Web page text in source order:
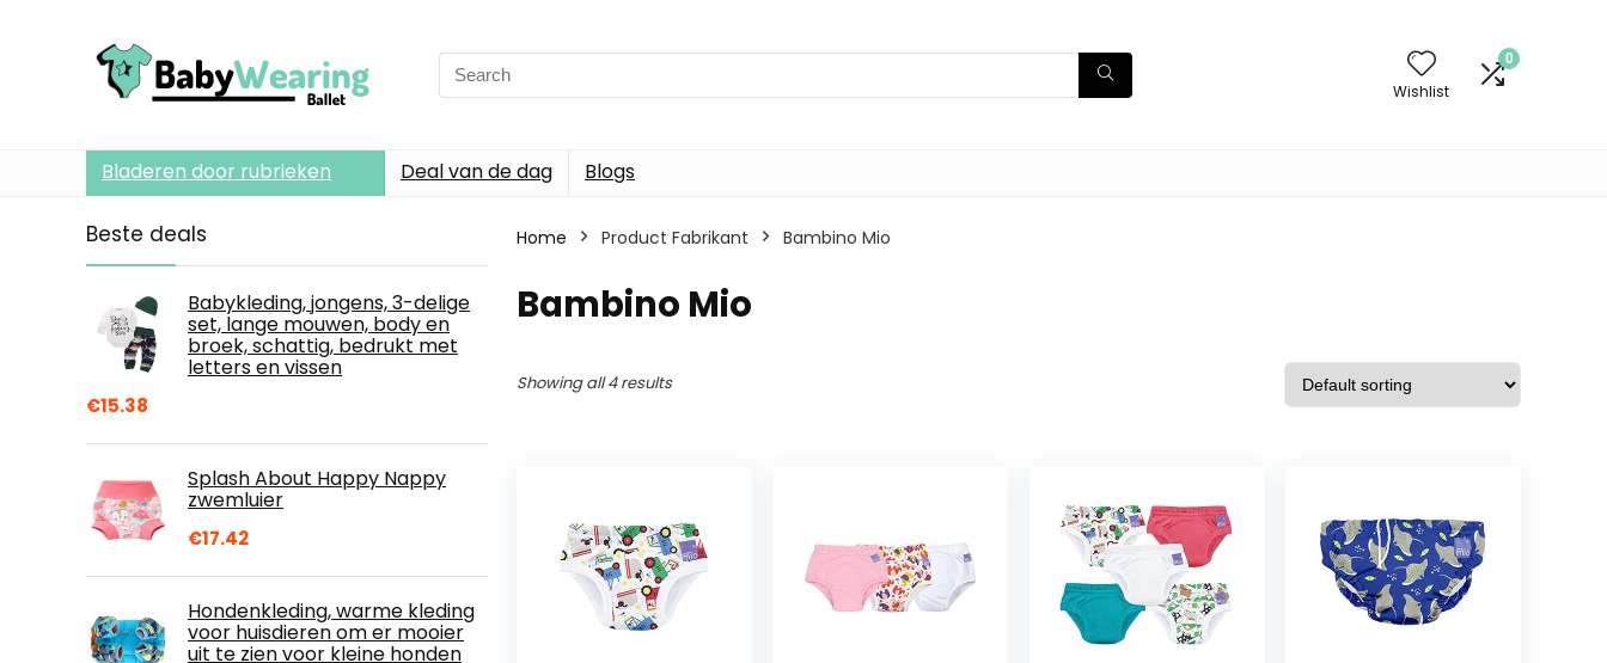
Search
for:
Wishlist
0
Bladeren door rubrieken Deal van de dag Blogs
Beste deals
Babykleding, jongens, 3-delige
set, lange mouwen, body en
broek, schattig, bedrukt met
letters en vissen
€15.38
Splash About Happy Nappy
zwemluier
€17.42
Hondenkleding, warme kleding
voor huisdieren om er mooier
uit te zien voor kleine honden
Home Product Fabrikant Bambino Mio
Bambino Mio
Showing all 4 results